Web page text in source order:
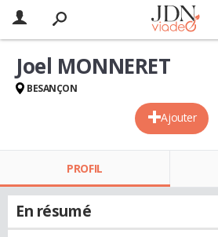
Ajouter
Joel MONNERET
BESANÇON
PROFIL
En résumé